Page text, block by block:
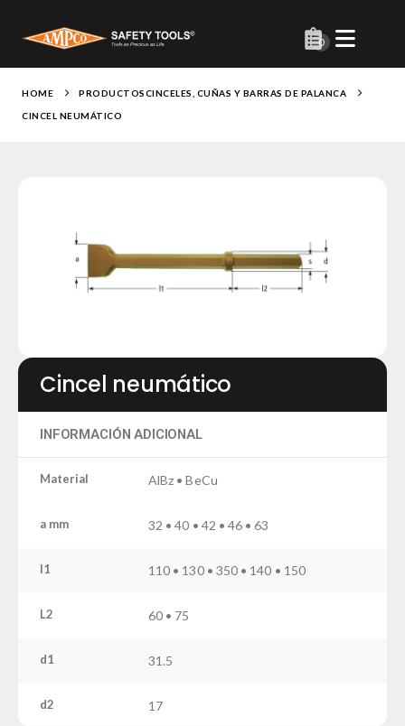
0
HOME PRODUCTOSCINCELES, CUÑAS Y BARRAS DE PALANCA
CINCEL NEUMÁTICO
Cincel neumático
INFORMACIÓN ADICIONAL
Material AlBz • BeCu
a mm 32 • 40 • 42 • 46 • 63
l1 110 • 130 • 350 • 140 • 150
L2 60 • 75
d1 31.5
d2 17